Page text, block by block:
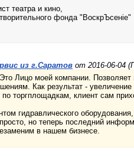
театра и кино,
фонда "ВоскрЪсенiе"
из г.Саратов от 2016-06-04
Лицо моей компании. Позволяет
Как результат -
по торгплощадкам, клиент сам
гидравлического
но теперь последний
в нашем бизнесе.